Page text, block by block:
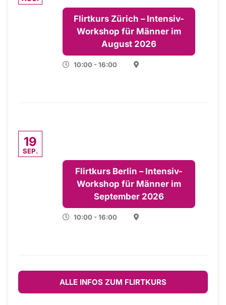
Flirtkurs Zürich – Intensiv-
Workshop für Männer im
August 2026
10:00 - 16:00
19
SEP.
Flirtkurs Berlin – Intensiv-
Workshop für Männer im
September 2026
10:00 - 16:00
ALLE INFOS ZUM FLIRTKURS